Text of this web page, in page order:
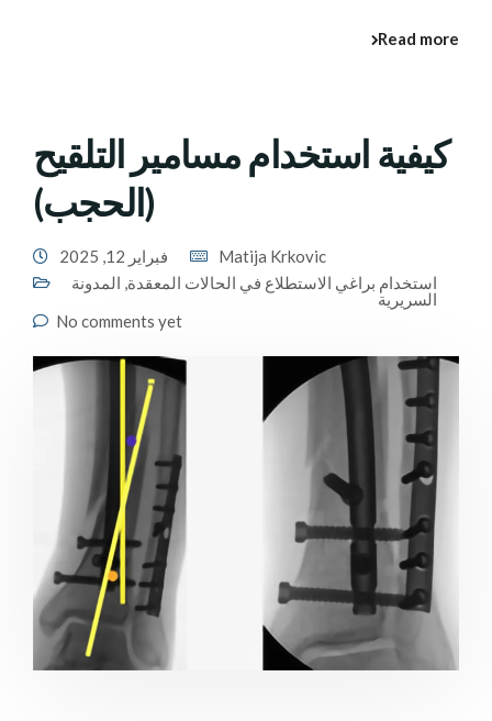
Read more
كيفية استخدام مسامير التلقيح
(الحجب)
فبراير 12, 2025
Matija Krkovic
استخدام براغي الاستطلاع في الحالات المعقدة, المدونة
السريرية
No comments yet